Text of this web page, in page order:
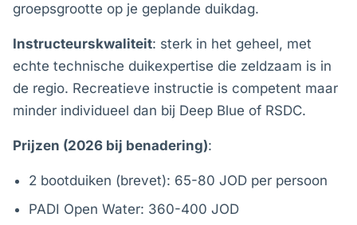
groepsgrootte op je geplande duikdag.
Instructeurskwaliteit: sterk in het geheel, met
echte technische duikexpertise die zeldzaam is in
de regio. Recreatieve instructie is competent maar
minder individueel dan bij Deep Blue of RSDC.
Prijzen (2026 bij benadering):
2 bootduiken (brevet): 65-80 JOD per persoon
PADI Open Water: 360-400 JOD